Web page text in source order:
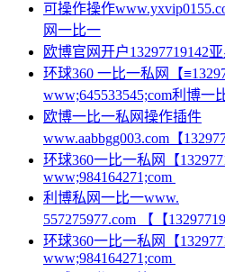
可操作操作
网一比一
欧博官网开户13297719142
环球360 一比一私网【
www;645533545;com利博一
欧博一比一私网操作插件
www.aabbgg003.com【
环球360一比一私网【
www;984164271;com
利博私网一比一www.
557275977.com 【【
环球360一比一私网【
www;984164271;com